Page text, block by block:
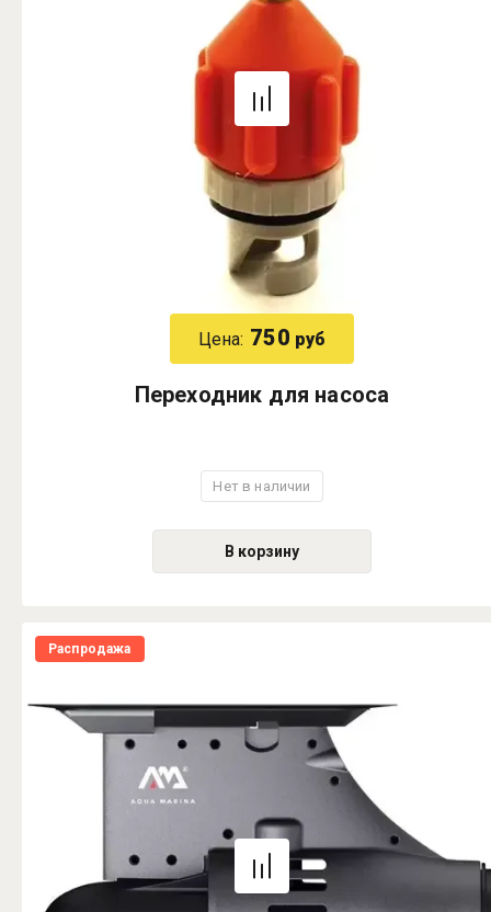
Цена: 750 руб
Переходник для насоса
Нет в наличии
В корзину
Распродажа